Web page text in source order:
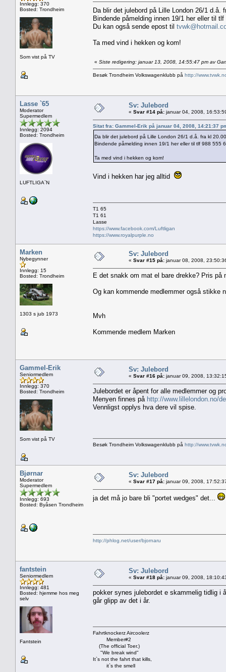
Innlegg: 370
Bosted: Trondheim
Som vist på TV
Da blir det julebord på Lille London 26/1 d.å.
Bindende påmelding innen 19/1 her eller til
Du kan også sende epost til
Ta med vind i hekken og kom!
« Siste redigering: januar 13, 2008, 14:55:47 pm av
Besøk Trondheim Volkswagenklubb på http://
Lasse `65
Moderator
Supermedlem
Innlegg: 2094
Bosted: Trondheim
LUFTLIGA`N
Sv: Julebord
« Svar #14 på: januar 04, 2008,
Sitat fra: Gammel-Erik på januar 04, 2008, 14:21:37
Da blir det julebord på Lille London 26/1 d.å. fra kl
Bindende påmelding innen 19/1 her eller til tlf 988 555
Ta med vind i hekken og kom!
Vind i hekken har jeg alltid
T1 65
T1 61
Lasse
https://www.facebook.com/Luftligan
https://www.royalpurple.no
Marken
Nybegynner
Innlegg: 15
Bosted: Trondheim
1303 s jub 1973
Sv: Julebord
« Svar #15 på: januar 08, 2008,
E det snakk om mat el bare drekke? Pris
Og kan kommende medlemmer også stikke
Mvh
Kommende medlem Marken
Gammel-Erik
Seniormedlem
Innlegg: 370
Bosted: Trondheim
Som vist på TV
Sv: Julebord
« Svar #16 på: januar 09, 2008,
Julebordet er åpent for alle medlemmer og
Menyen finnes på http://www.lillelondon.no/
Vennligst opplys hva dere vil spise.
Besøk Trondheim Volkswagenklubb på http://
Bjørnar
Moderator
Supermedlem
Innlegg: 693
Bosted: Byåsen Trondheim
Sv: Julebord
« Svar #17 på: januar 09, 2008,
ja det må jo bare bli "portet wedges" det...
http://phlog.net/user/bjornaru
fantstein
Seniormedlem
Innlegg: 481
Bosted: hjemme hos meg
selv
Fantstein
Sv: Julebord
« Svar #18 på: januar 09, 2008,
pokker synes julebordet e skammelig tidlig i
går glipp av det i år.
Fahrtknockerz Aircoolerz
Member#2
(The official Toer.)
"We break wind"
It`s not the fahrt that kills,
it`s the smell